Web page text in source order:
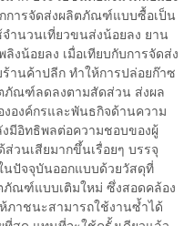
การจัดส่งผลิตภัณฑ์แบบซื้อเป็น
ำนวนเที่ยวขนส่งน้อยลง ยาน
งน้อยลง เมื่อเทียบกับการจัดส่ง
นค้าปลีก ทำให้การปล่อยก๊าซ
ภัณฑ์ลดลงตามสัดส่วน ส่งผล
องค์กรและพันธกิจด้านความ
มีอิทธิพลต่อความชอบของผู้
วนเสียมากขึ้นเรื่อยๆ บรรจุ
ปัจจุบันออกแบบด้วยวัสดุที่
ภัณฑ์แบบเติมใหม่ ซึ่งสอดคล้อง
ภาชนะสามารถใช้งานซ้ำได้